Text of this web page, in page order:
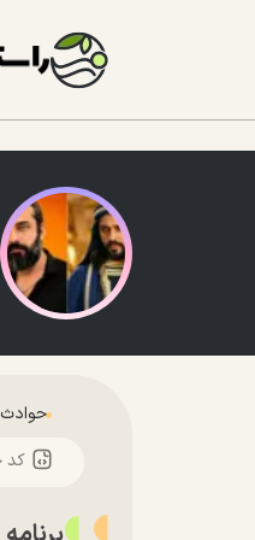
حوادث
کد